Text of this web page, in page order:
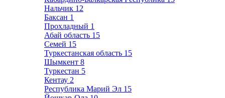
Нальчик 12
Баксан 1
Прохладный 1
Абай область 15
Семей 15
Туркестанская область 15
Шымкент 8
Туркестан 5
Кентау 2
Республика Марий Эл 15